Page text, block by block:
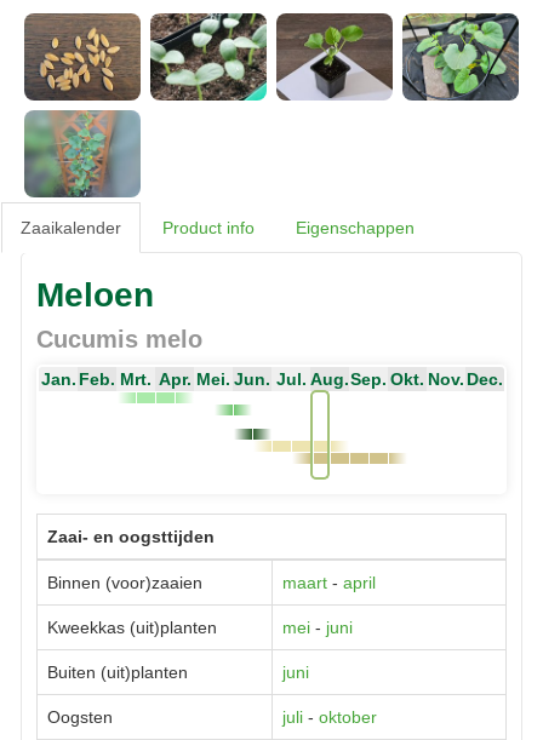
Zaaikalender Product info Eigenschappen
Meloen
Cucumis melo
Jan. Feb. Mrt. Apr. Mei. Jun. Jul. Aug.Sep. Okt. Nov. Dec.
Zaai- en oogsttijden
Binnen (voor)zaaien maart - april
Kweekkas (uit)planten mei - juni
Buiten (uit)planten juni
Oogsten juli - oktober